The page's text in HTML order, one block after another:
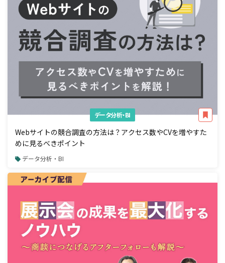
データ分析・BI
Webサイトの競合調査の方法は？アクセス数やCVを増やすた
めに見るべきポイント
データ分析・BI